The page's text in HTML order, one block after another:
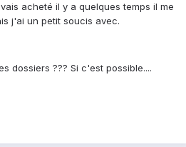
acheté il y a quelques temps il me
j'ai un petit soucis avec.
dossiers ??? Si c'est possible....